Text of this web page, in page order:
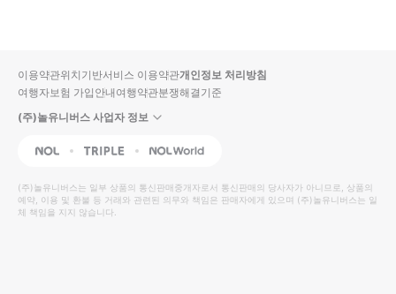
입니
다.
높
은
순
동
영
상
순
상
이용약관위치기반서비스 이용약관개인정보 처리방침
여행자보험 가입안내여행약관분쟁해결기준
(주)놀유니버스 사업자 정보
NOL Triple Interpark Global
(주)놀유니버스는 일부 상품의 통신판매중개자로서 통신판매의 당사자가 아니므로, 상품의
예약, 이용 및 환불 등 거래와 관련된 의무와 책임은 판매자에게 있으며 (주)놀유니버스는 일
체 책임을 지지 않습니다.